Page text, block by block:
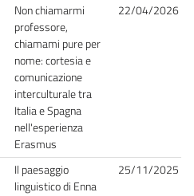
Non chiamarmi
professore,
chiamami pure per
nome: cortesia e
comunicazione
interculturale tra
Italia e Spagna
nell'esperienza
Erasmus
22/04/2026
Il paesaggio
linguistico di Enna
25/11/2025